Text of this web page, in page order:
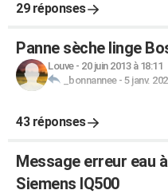
29 réponses
Panne sèche linge
Louve- 20 juin 2013 à 18:11
_bonnannee- 5 janv.
43 réponses
Message erreur eau
Siemens IQ500